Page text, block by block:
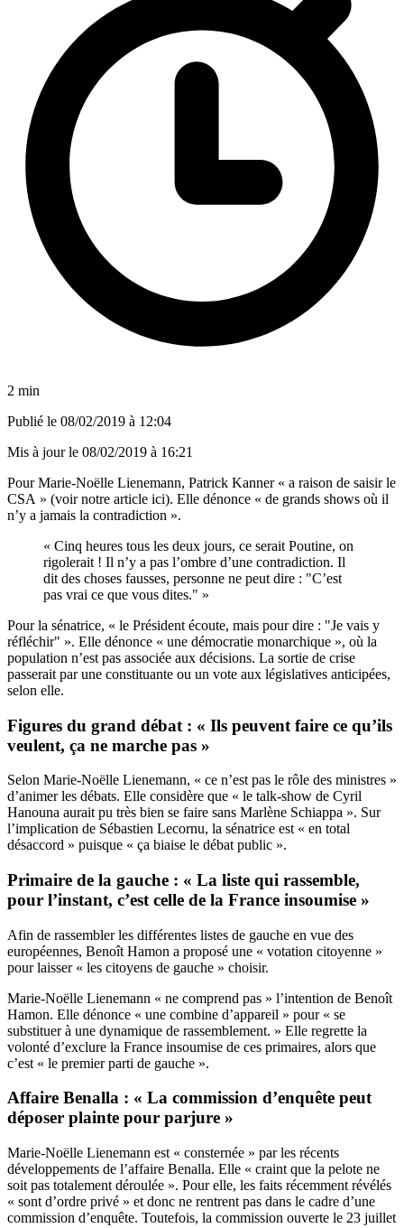
2 min
Publié le 08/02/2019 à 12:04
Mis à jour le 08/02/2019 à 16:21
Pour Marie-Noëlle Lienemann, Patrick Kanner « a raison de saisir le
CSA » (voir notre article ici). Elle dénonce « de grands shows où il
n’y a jamais la contradiction ».
« Cinq heures tous les deux jours, ce serait Poutine, on
rigolerait ! Il n’y a pas l’ombre d’une contradiction. Il
dit des choses fausses, personne ne peut dire : "C’est
pas vrai ce que vous dites." »
Pour la sénatrice, « le Président écoute, mais pour dire : "Je vais y
réfléchir" ». Elle dénonce « une démocratie monarchique », où la
population n’est pas associée aux décisions. La sortie de crise
passerait par une constituante ou un vote aux législatives anticipées,
selon elle.
Figures du grand débat : « Ils peuvent faire ce qu’ils
veulent, ça ne marche pas »
Selon Marie-Noëlle Lienemann, « ce n’est pas le rôle des ministres »
d’animer les débats. Elle considère que « le talk-show de Cyril
Hanouna aurait pu très bien se faire sans Marlène Schiappa ». Sur
l’implication de Sébastien Lecornu, la sénatrice est « en total
désaccord » puisque « ça biaise le débat public ».
Primaire de la gauche : « La liste qui rassemble,
pour l’instant, c’est celle de la France insoumise »
Afin de rassembler les différentes listes de gauche en vue des
européennes, Benoît Hamon a proposé une « votation citoyenne »
pour laisser « les citoyens de gauche » choisir.
Marie-Noëlle Lienemann « ne comprend pas » l’intention de Benoît
Hamon. Elle dénonce « une combine d’appareil » pour « se
substituer à une dynamique de rassemblement. » Elle regrette la
volonté d’exclure la France insoumise de ces primaires, alors que
c’est « le premier parti de gauche ».
Affaire Benalla : « La commission d’enquête peut
déposer plainte pour parjure »
Marie-Noëlle Lienemann est « consternée » par les récents
développements de l’affaire Benalla. Elle « craint que la pelote ne
soit pas totalement déroulée ». Pour elle, les faits récemment révélés
« sont d’ordre privé » et donc ne rentrent pas dans le cadre d’une
commission d’enquête. Toutefois, la commission ouverte le 23 juillet